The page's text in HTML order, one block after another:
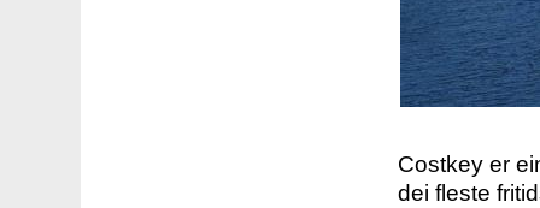
Costkey er
dei fleste